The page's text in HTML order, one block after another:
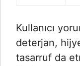
Kullanıcı
deterjan,
tasarruf da